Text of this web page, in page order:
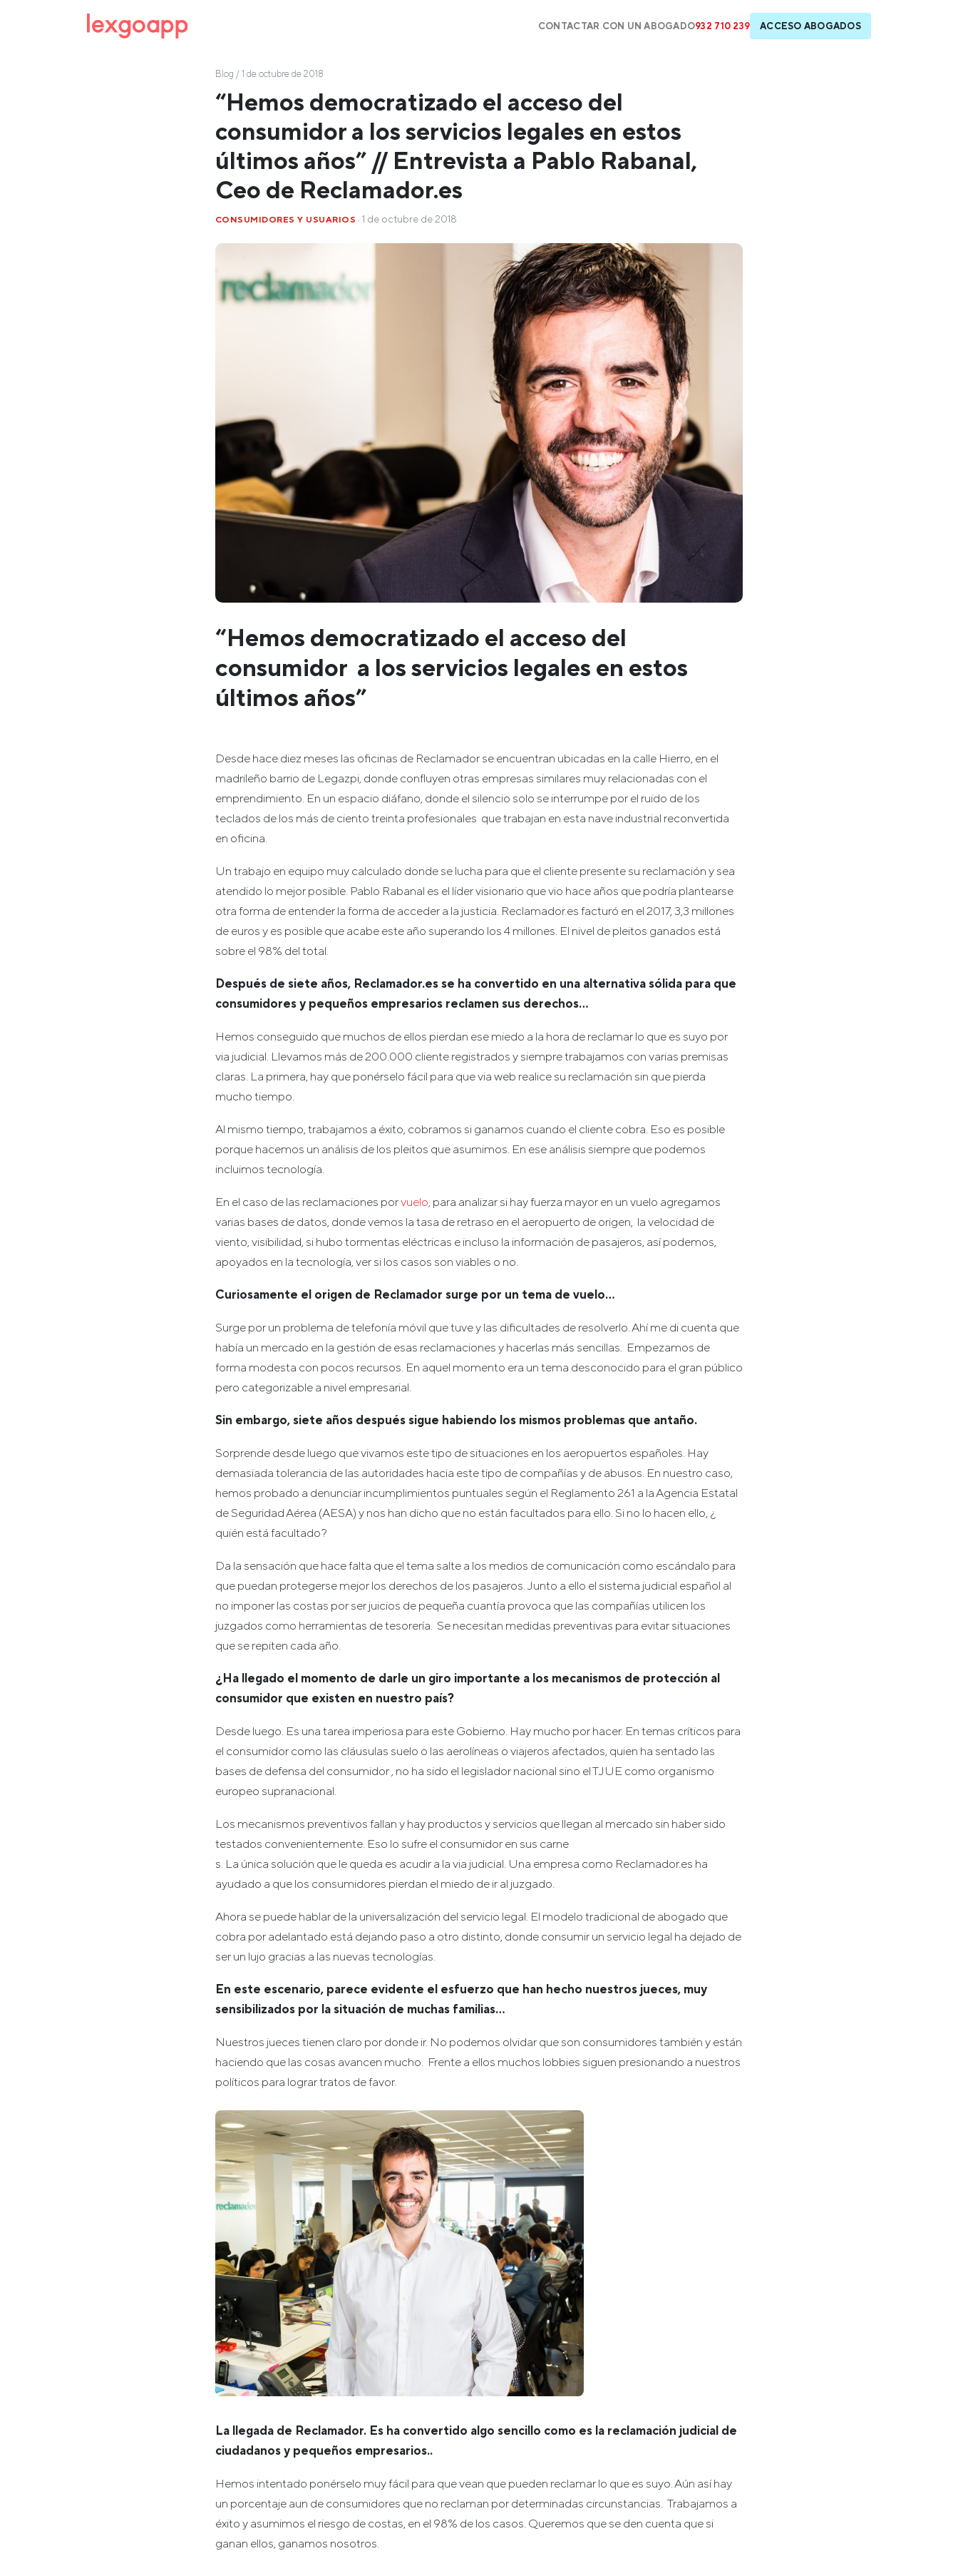
CONTACTAR CON UN ABOGADO932 710 239 ACCESO ABOGADOS
Blog / 1 de octubre de 2018
“Hemos democratizado el acceso del
consumidor a los servicios legales en estos
últimos años” // Entrevista a Pablo Rabanal,
Ceo de Reclamador.es
CONSUMIDORES Y USUARIOS · 1 de octubre de 2018
“Hemos democratizado el acceso del
consumidor a los servicios legales en estos
últimos años”
Desde hace diez meses las oficinas de Reclamador se encuentran ubicadas en la calle Hierro, en el
madrileño barrio de Legazpi, donde confluyen otras empresas similares muy relacionadas con el
emprendimiento. En un espacio diáfano, donde el silencio solo se interrumpe por el ruido de los
teclados de los más de ciento treinta profesionales que trabajan en esta nave industrial reconvertida
en oficina.
Un trabajo en equipo muy calculado donde se lucha para que el cliente presente su reclamación y sea
atendido lo mejor posible. Pablo Rabanal es el líder visionario que vio hace años que podría plantearse
otra forma de entender la forma de acceder a la justicia. Reclamador.es facturó en el 2017, 3,3 millones
de euros y es posible que acabe este año superando los 4 millones. El nivel de pleitos ganados está
sobre el 98% del total.
Después de siete años, Reclamador.es se ha convertido en una alternativa sólida para que
consumidores y pequeños empresarios reclamen sus derechos…
Hemos conseguido que muchos de ellos pierdan ese miedo a la hora de reclamar lo que es suyo por
via judicial. Llevamos más de 200.000 cliente registrados y siempre trabajamos con varias premisas
claras. La primera, hay que ponérselo fácil para que via web realice su reclamación sin que pierda
mucho tiempo.
Al mismo tiempo, trabajamos a éxito, cobramos si ganamos cuando el cliente cobra. Eso es posible
porque hacemos un análisis de los pleitos que asumimos. En ese análisis siempre que podemos
incluimos tecnología.
En el caso de las reclamaciones porvuelo, para analizar si hay fuerza mayor en un vuelo agregamos
varias bases de datos, donde vemos la tasa de retraso en el aeropuerto de origen, la velocidad de
viento, visibilidad, si hubo tormentas eléctricas e incluso la información de pasajeros, así podemos,
apoyados en la tecnología, ver si los casos son viables o no.
Curiosamente el origen de Reclamador surge por un tema de vuelo…
Surge por un problema de telefonía móvil que tuve y las dificultades de resolverlo. Ahí me di cuenta que
había un mercado en la gestión de esas reclamaciones y hacerlas más sencillas. Empezamos de
forma modesta con pocos recursos. En aquel momento era un tema desconocido para el gran público
pero categorizable a nivel empresarial.
Sin embargo, siete años después sigue habiendo los mismos problemas que antaño.
Sorprende desde luego que vivamos este tipo de situaciones en los aeropuertos españoles. Hay
demasiada tolerancia de las autoridades hacia este tipo de compañías y de abusos. En nuestro caso,
hemos probado a denunciar incumplimientos puntuales según el Reglamento 261 a la Agencia Estatal
de Seguridad Aérea (AESA) y nos han dicho que no están facultados para ello. Si no lo hacen ello, ¿
quién está facultado?
Da la sensación que hace falta que el tema salte a los medios de comunicación como escándalo para
que puedan protegerse mejor los derechos de los pasajeros. Junto a ello el sistema judicial español al
no imponer las costas por ser juicios de pequeña cuantía provoca que las compañías utilicen los
juzgados como herramientas de tesorería. Se necesitan medidas preventivas para evitar situaciones
que se repiten cada año.
¿Ha llegado el momento de darle un giro importante a los mecanismos de protección al
consumidor que existen en nuestro país?
Desde luego. Es una tarea imperiosa para este Gobierno. Hay mucho por hacer. En temas críticos para
el consumidor como las cláusulas suelo o las aerolíneas o viajeros afectados, quien ha sentado las
bases de defensa del consumidor , no ha sido el legislador nacional sino el TJUE como organismo
europeo supranacional.
Los mecanismos preventivos fallan y hay productos y servicios que llegan al mercado sin haber sido
testados convenientemente. Eso lo sufre el consumidor en sus carne
s. La única solución que le queda es acudir a la via judicial. Una empresa como Reclamador.es ha
ayudado a que los consumidores pierdan el miedo de ir al juzgado.
Ahora se puede hablar de la universalización del servicio legal. El modelo tradicional de abogado que
cobra por adelantado está dejando paso a otro distinto, donde consumir un servicio legal ha dejado de
ser un lujo gracias a las nuevas tecnologías.
En este escenario, parece evidente el esfuerzo que han hecho nuestros jueces, muy
sensibilizados por la situación de muchas familias…
Nuestros jueces tienen claro por donde ir. No podemos olvidar que son consumidores también y están
haciendo que las cosas avancen mucho. Frente a ellos muchos lobbies siguen presionando a nuestros
políticos para lograr tratos de favor.
La llegada de Reclamador. Es ha convertido algo sencillo como es la reclamación judicial de
ciudadanos y pequeños empresarios..
Hemos intentado ponérselo muy fácil para que vean que pueden reclamar lo que es suyo. Aún así hay
un porcentaje aun de consumidores que no reclaman por determinadas circunstancias. Trabajamos a
éxito y asumimos el riesgo de costas, en el 98% de los casos. Queremos que se den cuenta que si
ganan ellos, ganamos nosotros.